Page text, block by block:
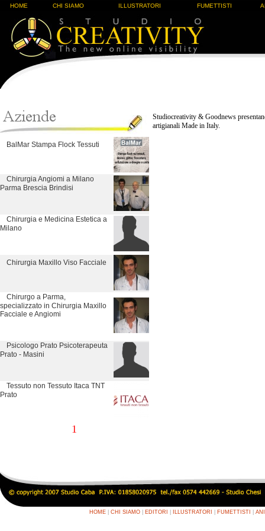
HOME CHI SIAMO ILLUSTRATORI FUMETTISTI
BalMar Stampa Flock Tessuti
Chirurgia Angiomi a Milano
Parma Brescia Brindisi
Chirurgia e Medicina Estetica a
Milano
Chirurgia Maxillo Viso Facciale
Chirurgo a Parma,
specializzato in Chirurgia Maxillo
Facciale e Angiomi
Psicologo Prato Psicoterapeuta
Prato - Masini
Tessuto non Tessuto Itaca TNT
Prato
1
Studiocreativity & Goodnews
artigianali Made in Italy.
HOME CHI SIAMO EDITORI ILLUSTRATORI FUMETTISTI